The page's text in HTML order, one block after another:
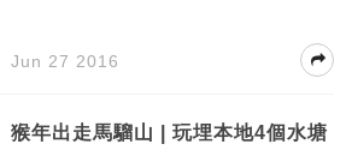
Jun 27 2016
猴年出走馬騮山 | 玩埋本地4個水塘